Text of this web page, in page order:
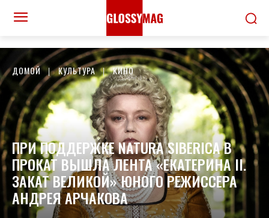
ДОМОЙ КУЛЬТУРА КИНО
ПРИ ПОДДЕРЖКЕ NATURA SIBERICA В
ПРОКАТ ВЫШЛА ЛЕНТА «ЕКАТЕРИНА II.
ЗАКАТ ВЕЛИКОЙ» ЮНОГО РЕЖИССЕРА
АНДРЕЯ АРЧАКОВА